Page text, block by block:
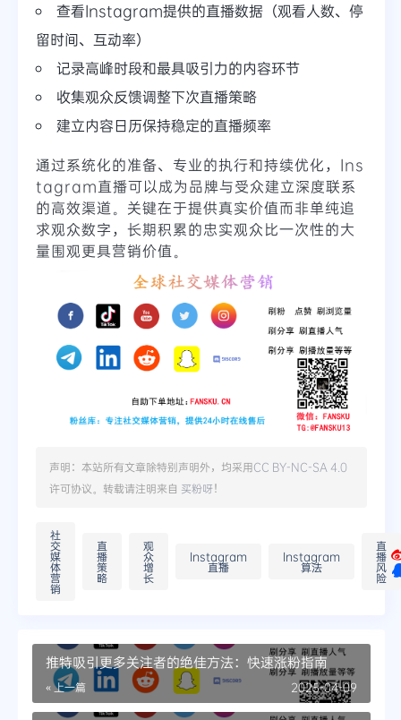
查看Instagram提供的直播数据（观看人数、停
留时间、互动率）
记录高峰时段和最具吸引力的内容环节
收集观众反馈调整下次直播策略
建立内容日历保持稳定的直播频率
通过系统化的准备、专业的执行和持续优化，Ins
tagram直播可以成为品牌与受众建立深度联系
的高效渠道。关键在于提供真实价值而非单纯追
求观众数字，长期积累的忠实观众比一次性的大
量围观更具营销价值。
声明：本站所有文章除特别声明外，均采用CC BY-NC-SA 4.0
许可协议。转载请注明来自 买粉呀！
社
交
媒
体
营
销
直
播
策
略
观
众
增
长
Instagram
直播
Instagram
算法
直
播
风
险
推特吸引更多关注者的绝佳方法：快速涨粉指南
« 上一篇 2025-04-09